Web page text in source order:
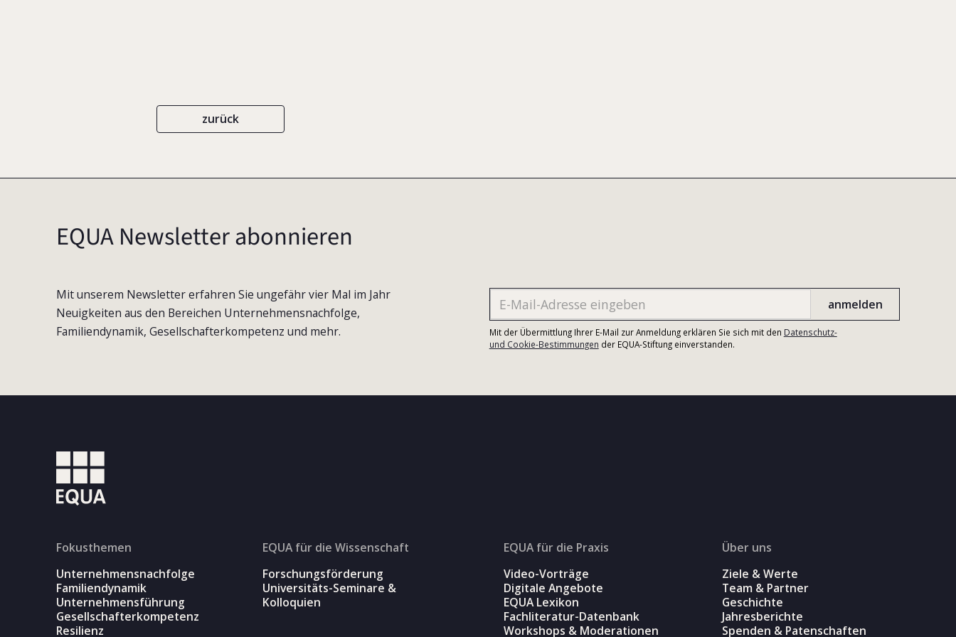
zurück
EQUA Newsletter abonnieren
Mit unserem Newsletter erfahren Sie ungefähr vier Mal im Jahr
Neuigkeiten aus den Bereichen Unternehmensnachfolge,
Familiendynamik, Gesellschafterkompetenz und mehr.
Mit der Übermittlung Ihrer E-Mail zur Anmeldung erklären Sie sich mit den Datenschutz-
und Cookie-Bestimmungen der EQUA-Stiftung einverstanden.
Fokusthemen
Unternehmensnachfolge
Familiendynamik
Unternehmensführung
Gesellschafterkompetenz
Resilienz
EQUA für die Wissenschaft
Forschungsförderung
Universitäts-Seminare &
Kolloquien
EQUA für die Praxis
Video-Vorträge
Digitale Angebote
EQUA Lexikon
Fachliteratur-Datenbank
Workshops & Moderationen
Über uns
Ziele & Werte
Team & Partner
Geschichte
Jahresberichte
Spenden & Patenschaften